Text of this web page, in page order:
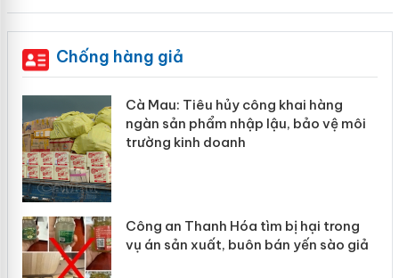
Chống hàng giả
Cà Mau: Tiêu hủy công khai hàng
ngàn sản phẩm nhập lậu, bảo vệ môi
trường kinh doanh
Công an Thanh Hóa tìm bị hại trong
vụ án sản xuất, buôn bán yến sào giả